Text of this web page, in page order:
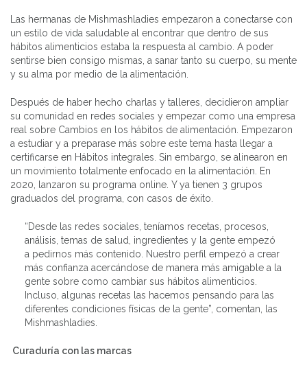
Las hermanas de Mishmashladies empezaron a conectarse con
un estilo de vida saludable al encontrar que dentro de sus
hábitos alimenticios estaba la respuesta al cambio. A poder
sentirse bien consigo mismas, a sanar tanto su cuerpo, su mente
y su alma por medio de la alimentación.
Después de haber hecho charlas y talleres, decidieron ampliar
su comunidad en redes sociales y empezar como una empresa
real sobre Cambios en los hábitos de alimentación. Empezaron
a estudiar y a preparase más sobre este tema hasta llegar a
certificarse en Hábitos integrales. Sin embargo, se alinearon en
un movimiento totalmente enfocado en la alimentación. En
2020, lanzaron su programa online. Y ya tienen 3 grupos
graduados del programa, con casos de éxito.
“Desde las redes sociales, teníamos recetas, procesos,
análisis, temas de salud, ingredientes y la gente empezó
a pedirnos más contenido. Nuestro perfil empezó a crear
más confianza acercándose de manera más amigable a la
gente sobre como cambiar sus hábitos alimenticios.
Incluso, algunas recetas las hacemos pensando para las
diferentes condiciones físicas de la gente”, comentan, las
Mishmashladies.
Curaduría con las marcas